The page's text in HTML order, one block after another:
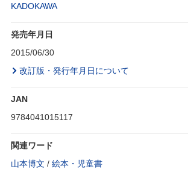
KADOKAWA
発売年月日
2015/06/30
改訂版・発行年月日について
JAN
9784041015117
関連ワード
山本博文 / 絵本・児童書